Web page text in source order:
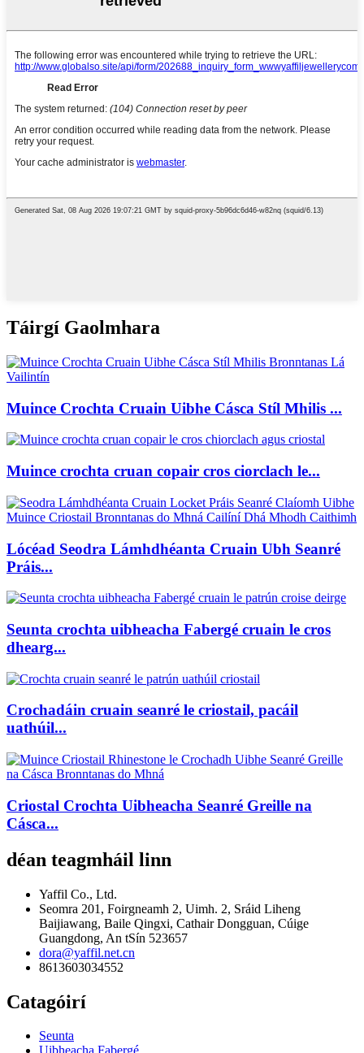
Táirgí Gaolmhara
Muince Crochta Cruain Uibhe Cásca Stíl Mhilis ...
Muince crochta cruan copair cros ciorclach le...
Lócéad Seodra Lámhdhéanta Cruain Ubh Seanré
Práis...
Seunta crochta uibheacha Fabergé cruain le cros
dhearg...
Crochadáin cruain seanré le criostail, pacáil
uathúil...
Criostal Crochta Uibheacha Seanré Greille na
Cásca...
déan teagmháil linn
Yaffil Co., Ltd.
Seomra 201, Foirgneamh 2, Uimh. 2, Sráid Liheng
Baijiawang, Baile Qingxi, Cathair Dongguan, Cúige
Guangdong, An tSín 523657
dora@yaffil.net.cn
8613603034552
Catagóirí
Seunta